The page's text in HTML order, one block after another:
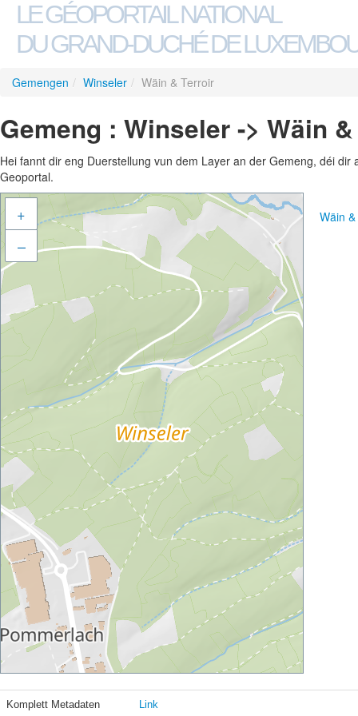
LE GÉOPORTAIL NATIONAL
DU GRAND-DUCHÉ DE
Gemengen / Winseler / Wäin & Terroir
Gemeng : Winseler -> Wäin
Hei fannt dir eng Duerstellung vun dem Layer an der Gemeng, déi
Geoportal.
+
–
Wäin
Komplett Metadaten Link